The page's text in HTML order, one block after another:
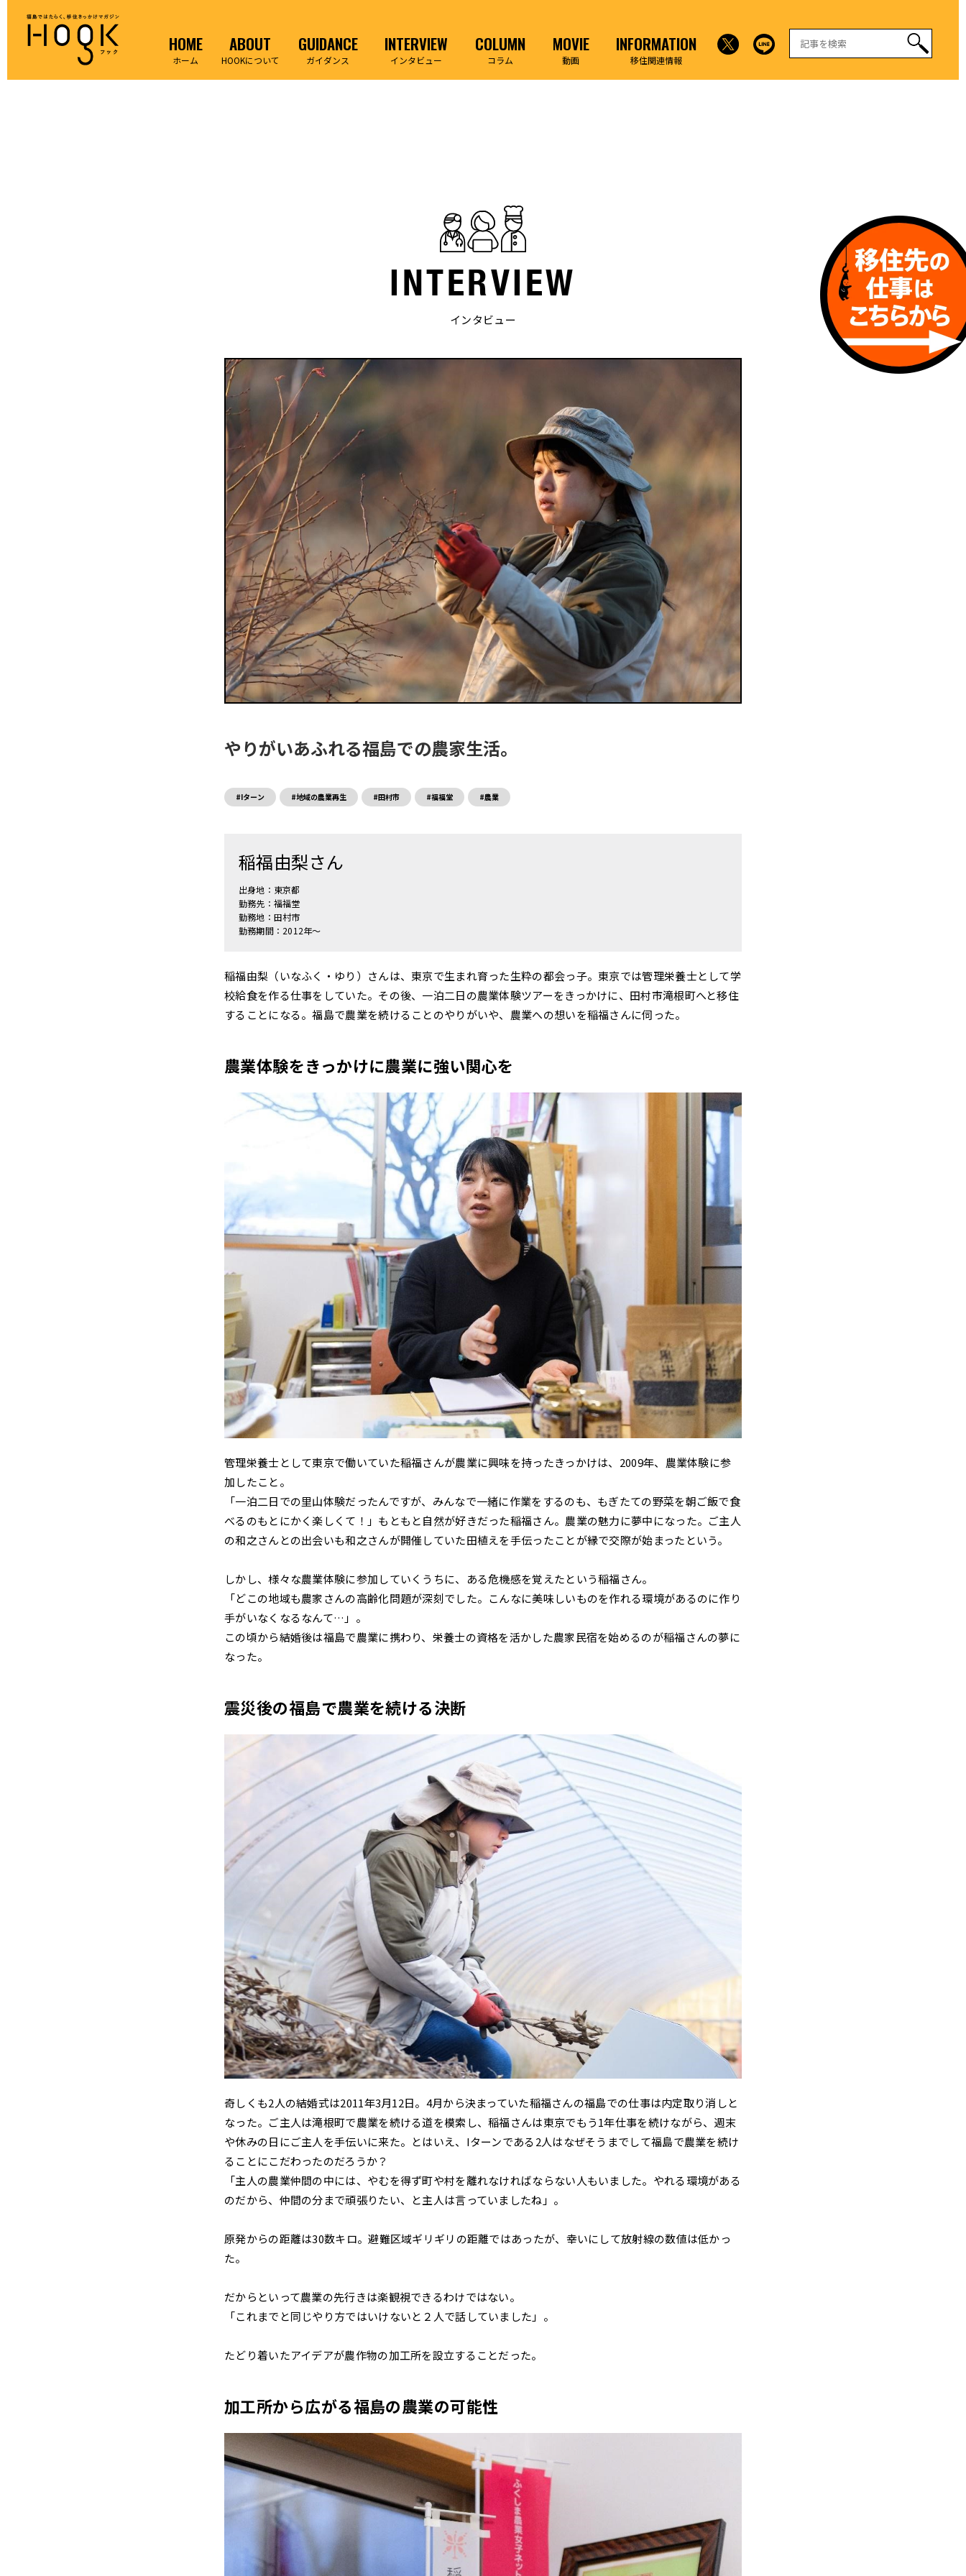
HOME
ホーム
ABOUT
HOOKについて
GUIDANCE
ガイダンス
INTERVIEW
インタビュー
COLUMN
コラム
MOVIE
動画
INFORMATION
移住関連情報
INTERVIEW
インタビュー
やりがいあふれる福島での農家生活。
#Iターン #地域の農業再生 #田村市 #福福堂 #農業
稲福由梨さん
出身地：東京都
勤務先：福福堂
勤務地：田村市
勤務期間：2012年～
稲福由梨（いなふく・ゆり）さんは、東京で生まれ育った生粋の都会っ子。東京では管理栄養士として学
校給食を作る仕事をしていた。その後、一泊二日の農業体験ツアーをきっかけに、田村市滝根町へと移住
することになる。福島で農業を続けることのやりがいや、農業への想いを稲福さんに伺った。
農業体験をきっかけに農業に強い関心を
管理栄養士として東京で働いていた稲福さんが農業に興味を持ったきっかけは、2009年、農業体験に参
加したこと。
「一泊二日での里山体験だったんですが、みんなで一緒に作業をするのも、もぎたての野菜を朝ご飯で食
べるのもとにかく楽しくて！」もともと自然が好きだった稲福さん。農業の魅力に夢中になった。ご主人
の和之さんとの出会いも和之さんが開催していた田植えを手伝ったことが縁で交際が始まったという。
しかし、様々な農業体験に参加していくうちに、ある危機感を覚えたという稲福さん。
「どこの地域も農家さんの高齢化問題が深刻でした。こんなに美味しいものを作れる環境があるのに作り
手がいなくなるなんて…」。
この頃から結婚後は福島で農業に携わり、栄養士の資格を活かした農家民宿を始めるのが稲福さんの夢に
なった。
震災後の福島で農業を続ける決断
奇しくも2人の結婚式は2011年3月12日。4月から決まっていた稲福さんの福島での仕事は内定取り消しと
なった。ご主人は滝根町で農業を続ける道を模索し、稲福さんは東京でもう1年仕事を続けながら、週末
や休みの日にご主人を手伝いに来た。とはいえ、Iターンである2人はなぜそうまでして福島で農業を続け
ることにこだわったのだろうか？
「主人の農業仲間の中には、やむを得ず町や村を離れなければならない人もいました。やれる環境がある
のだから、仲間の分まで頑張りたい、と主人は言っていましたね」。
原発からの距離は30数キロ。避難区域ギリギリの距離ではあったが、幸いにして放射線の数値は低かっ
た。
だからといって農業の先行きは楽観視できるわけではない。
「これまでと同じやり方ではいけないと２人で話していました」。
たどり着いたアイデアが農作物の加工所を設立することだった。
加工所から広がる福島の農業の可能性